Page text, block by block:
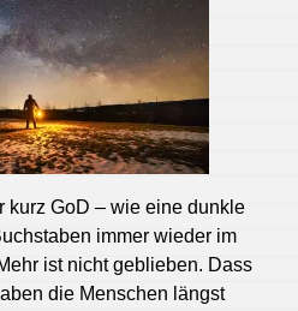
kurz GoD – wie eine dunkle
immer wieder im
ist nicht geblieben. Dass
die Menschen längst